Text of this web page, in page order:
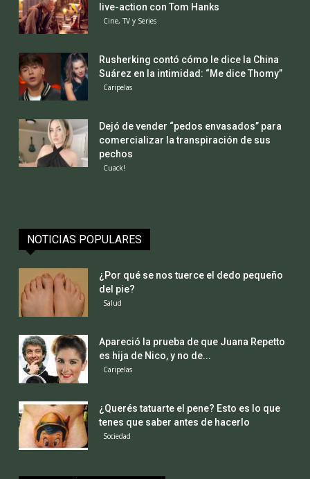
live-action con Tom Hanks
Cine, TV y Series
Rusherking contó cómo le dice la China
Suárez en la intimidad: “Me dice Thomy”
Caripelas
Dejó de vender “pedos envasados” para
comercializar la transpiración de sus
pechos
Cuack!
NOTICIAS POPULARES
¿Por qué se nos tuerce el dedo pequeño
del pie?
Salud
Apareció la prueba de que Juana Repetto
es hija de Nico, y no de...
Caripelas
¿Querés tatuarte el pene? Esto es lo que
tenes que saber antes de hacerlo
Sociedad